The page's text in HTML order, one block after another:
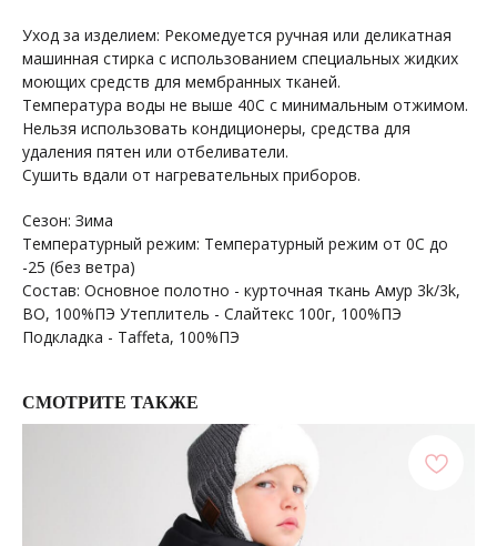
Уход за изделием: Рекомедуется ручная или деликатная
машинная стирка с использованием специальных жидких
моющих средств для мембранных тканей.
Температура воды не выше 40С с минимальным отжимом.
Нельзя использовать кондиционеры, средства для
удаления пятен или отбеливатели.
Сушить вдали от нагревательных приборов.
Сезон: Зима
Температурный режим: Температурный режим от 0С до
-25 (без ветра)
Состав: Основное полотно - курточная ткань Амур 3k/3k,
BO, 100%ПЭ Утеплитель - Слайтекс 100г, 100%ПЭ
Подкладка - Taffeta, 100%ПЭ
СМОТРИТЕ ТАКЖЕ
+7 964 429-41-29
WhatsApp
МЕНЮ